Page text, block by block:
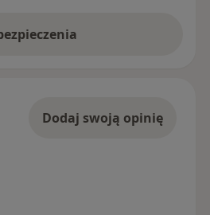
Dodaj swoją opinię